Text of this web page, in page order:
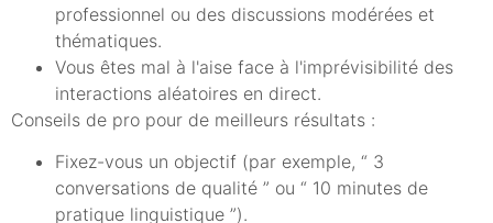
professionnel ou des discussions modérées et
thématiques.
Vous êtes mal à l'aise face à l'imprévisibilité des
interactions aléatoires en direct.
Conseils de pro pour de meilleurs résultats :
Fixez-vous un objectif (par exemple, “ 3
conversations de qualité ” ou “ 10 minutes de
pratique linguistique ”).